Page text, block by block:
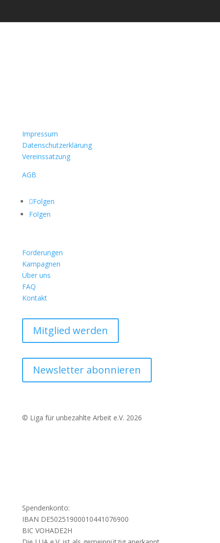
Impressum
Datenschutzerklärung
Vereinssatzung
AGB
Folgen
Folgen
Forderungen
Kampagnen
Über uns
FAQ
Kontakt
Mitglied werden
Newsletter abonnieren
© Liga für unbezahlte Arbeit e.V. 2026
Spendenkonto:
IBAN DE50251900010441076900
BIC VOHADE2H